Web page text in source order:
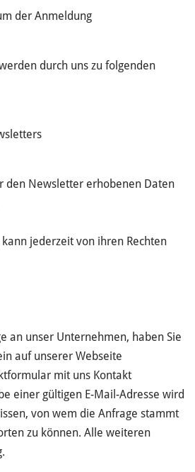
der Anmeldung
durch uns zu folgenden
den Newsletter erhobenen Daten
jederzeit von ihren Rechten
an unser Unternehmen, haben Sie
auf unserer Webseite
mit uns Kontakt
einer gültigen E-Mail-Adresse wird
von wem die Anfrage stammt
zu können. Alle weiteren